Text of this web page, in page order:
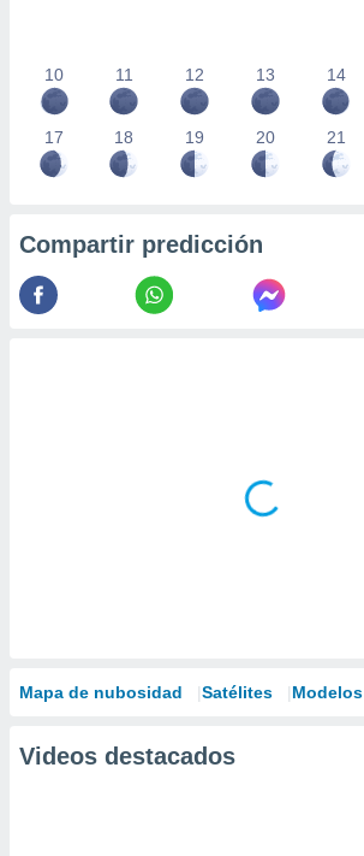
10 11 12 13 14
17 18 19 20 21
Compartir predicción
Mapa de nubosidad Satélites Modelos
Videos destacados